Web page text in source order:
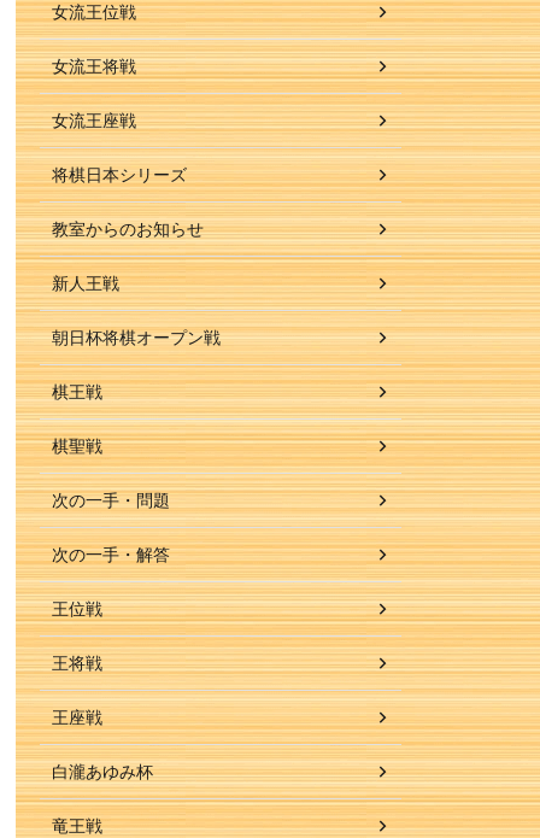
女流王位戦
女流王将戦
女流王座戦
将棋日本シリーズ
教室からのお知らせ
新人王戦
朝日杯将棋オープン戦
棋王戦
棋聖戦
次の一手・問題
次の一手・解答
王位戦
王将戦
王座戦
白瀧あゆみ杯
竜王戦